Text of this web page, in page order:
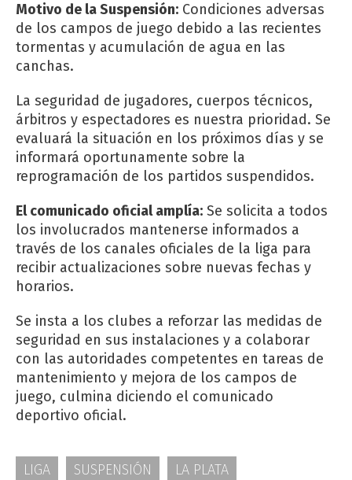
Motivo de la Suspensión: Condiciones adversas
de los campos de juego debido a las recientes
tormentas y acumulación de agua en las
canchas.
La seguridad de jugadores, cuerpos técnicos,
árbitros y espectadores es nuestra prioridad. Se
evaluará la situación en los próximos días y se
informará oportunamente sobre la
reprogramación de los partidos suspendidos.
El comunicado oficial amplía: Se solicita a todos
los involucrados mantenerse informados a
través de los canales oficiales de la liga para
recibir actualizaciones sobre nuevas fechas y
horarios.
Se insta a los clubes a reforzar las medidas de
seguridad en sus instalaciones y a colaborar
con las autoridades competentes en tareas de
mantenimiento y mejora de los campos de
juego, culmina diciendo el comunicado
deportivo oficial.
LIGA SUSPENSIÓN
LA PLATA